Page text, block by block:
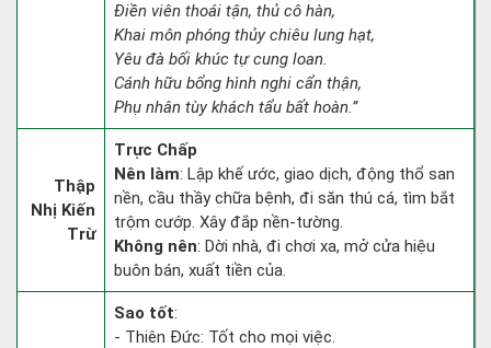
Điền viên thoái tận, thủ cô hàn,
Khai môn phóng thủy chiêu lung hạt,
Yêu đà bối khúc tự cung loan.
Cánh hữu bổng hình nghi cẩn thận,
Phụ nhân tùy khách tẩu bất hoàn.”
Thập
Nhị Kiến
Trừ
Trực Chấp
Nên làm: Lập khế ước, giao dịch, động thổ san
nền, cầu thầy chữa bệnh, đi săn thú cá, tìm bắt
trộm cướp. Xây đắp nền-tường.
Không nên: Dời nhà, đi chơi xa, mở cửa hiệu
buôn bán, xuất tiền của.
Sao tốt:
- Thiên Đức: Tốt cho mọi việc.